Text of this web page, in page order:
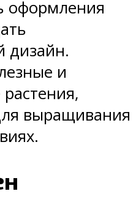
оформления
дизайн.
и
выращивания